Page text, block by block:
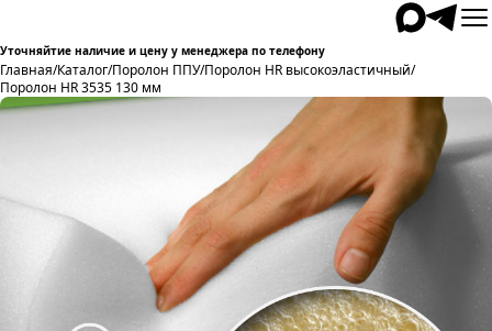
Уточняйтие наличие и цену у менеджера по телефону
Главная/Каталог/Поролон ППУ/Поролон HR высокоэластичный/
Поролон HR 3535 130 мм